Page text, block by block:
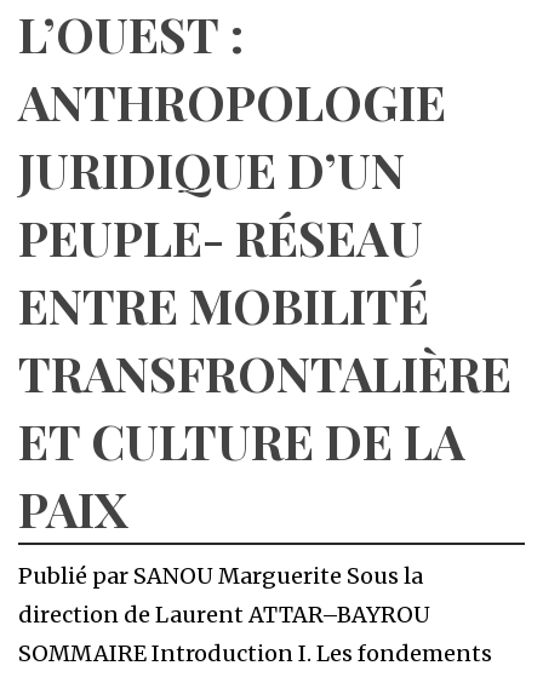
L’OUEST :
ANTHROPOLOGIE
JURIDIQUE D’UN
PEUPLE- RÉSEAU
ENTRE MOBILITÉ
TRANSFRONTALIÈRE
ET CULTURE DE LA
PAIX
Publié par SANOU Marguerite Sous la
direction de Laurent ATTAR–BAYROU
SOMMAIRE Introduction I. Les fondements